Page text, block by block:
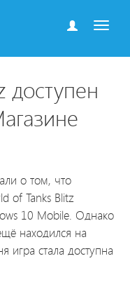
доступен
о том, что
of Tanks Blitz
10 Mobile. Однако
находился на
игра стала доступна